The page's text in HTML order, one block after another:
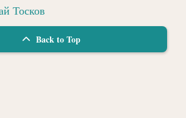
Тосков
Back to Top